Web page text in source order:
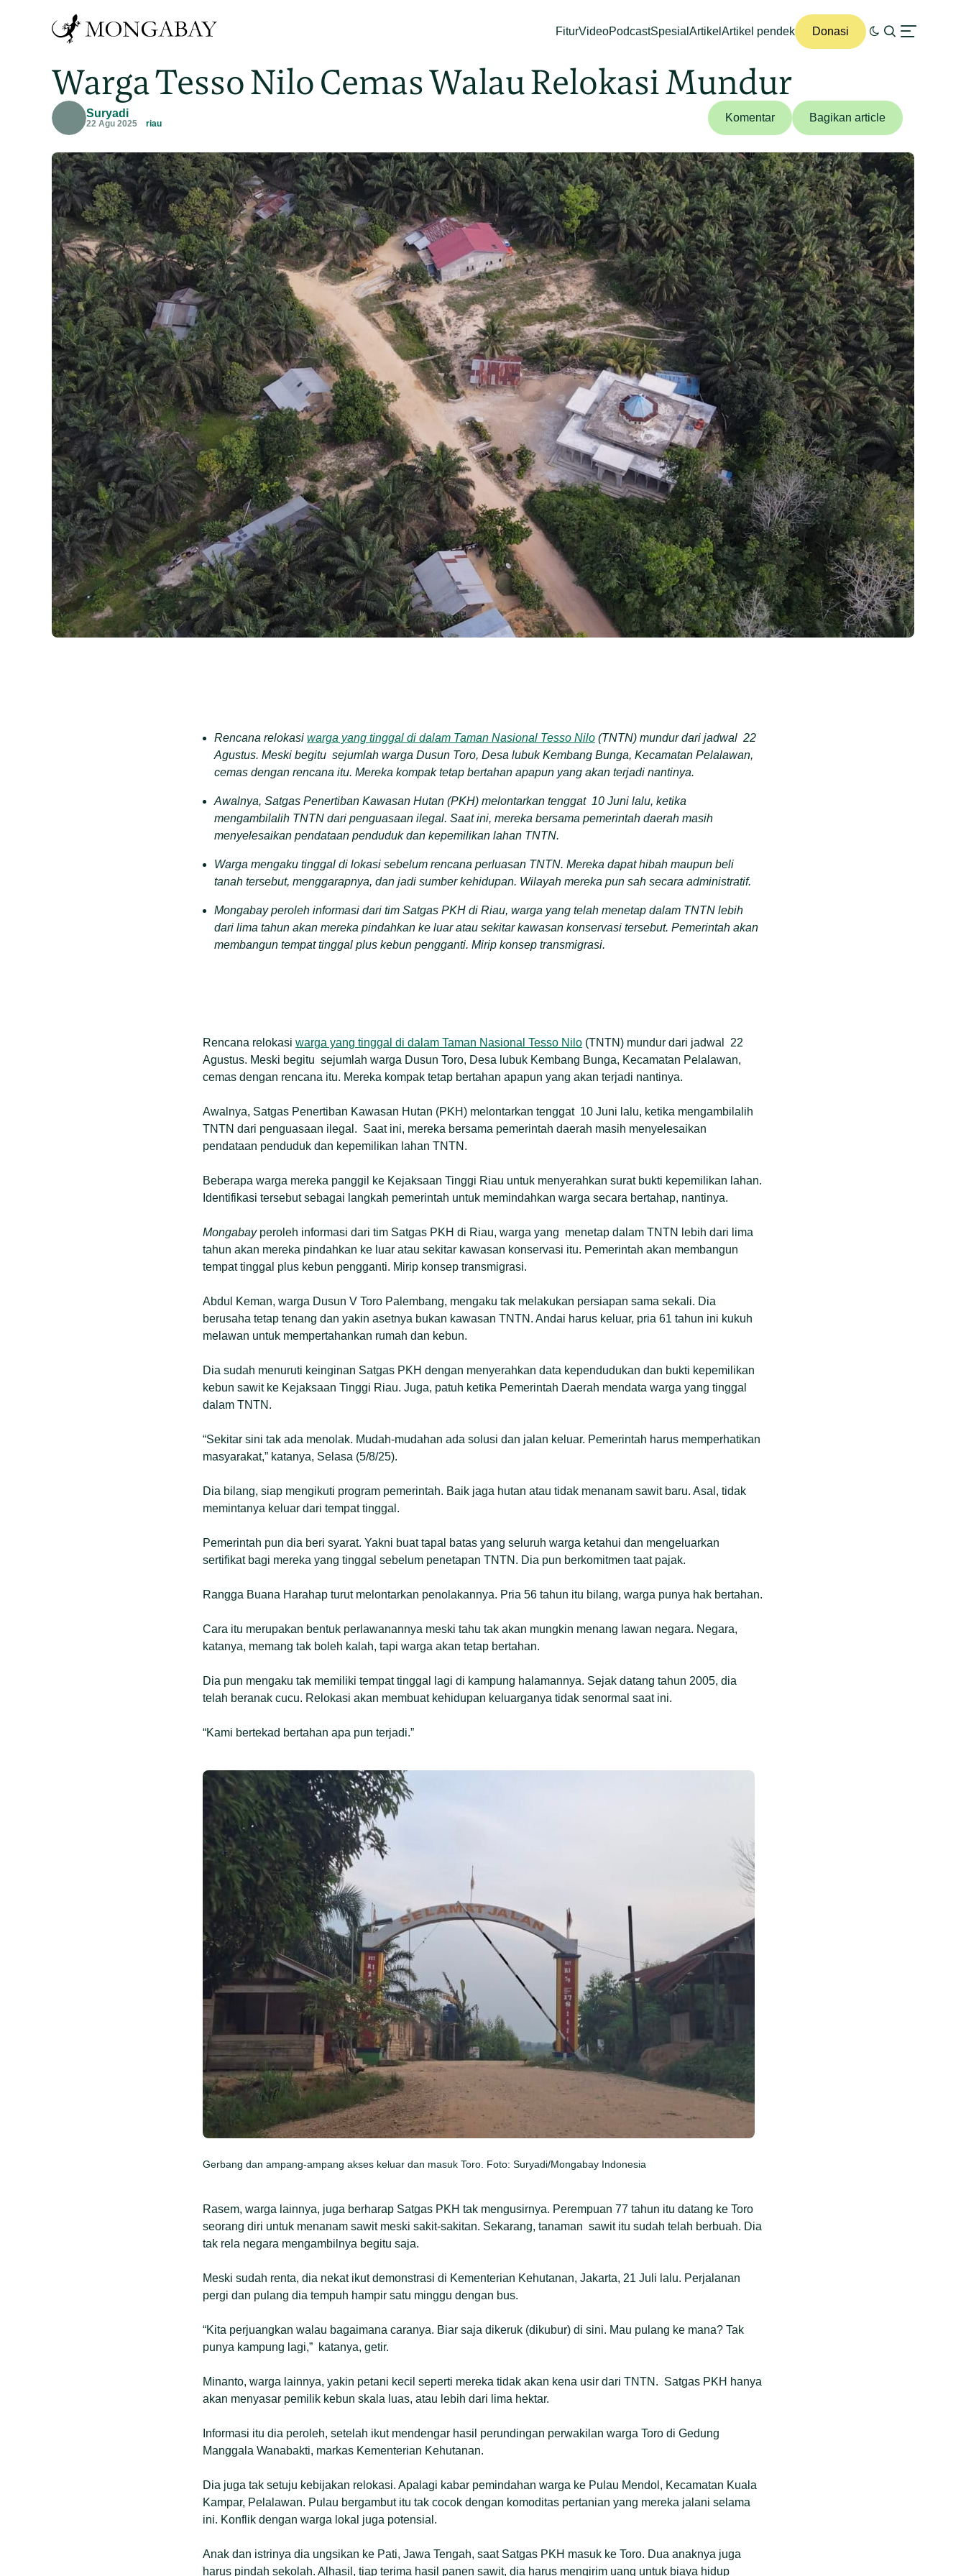
FiturVideoPodcastSpesial Artikel Artikel pendek Donasi
Warga Tesso Nilo Cemas Walau Relokasi Mundur
Suryadi
22 Agu 2025 riau Komentar Bagikan article
Rencana relokasi warga yang tinggal di dalam Taman Nasional Tesso Nilo (TNTN) mundur dari jadwal 22
Agustus. Meski begitu sejumlah warga Dusun Toro, Desa lubuk Kembang Bunga, Kecamatan Pelalawan,
cemas dengan rencana itu. Mereka kompak tetap bertahan apapun yang akan terjadi nantinya.
Awalnya, Satgas Penertiban Kawasan Hutan (PKH) melontarkan tenggat 10 Juni lalu, ketika
mengambilalih TNTN dari penguasaan ilegal. Saat ini, mereka bersama pemerintah daerah masih
menyelesaikan pendataan penduduk dan kepemilikan lahan TNTN.
Warga mengaku tinggal di lokasi sebelum rencana perluasan TNTN. Mereka dapat hibah maupun beli
tanah tersebut, menggarapnya, dan jadi sumber kehidupan. Wilayah mereka pun sah secara administratif.
Mongabay peroleh informasi dari tim Satgas PKH di Riau, warga yang telah menetap dalam TNTN lebih
dari lima tahun akan mereka pindahkan ke luar atau sekitar kawasan konservasi tersebut. Pemerintah akan
membangun tempat tinggal plus kebun pengganti. Mirip konsep transmigrasi.
Rencana relokasi warga yang tinggal di dalam Taman Nasional Tesso Nilo (TNTN) mundur dari jadwal 22
Agustus. Meski begitu sejumlah warga Dusun Toro, Desa lubuk Kembang Bunga, Kecamatan Pelalawan,
cemas dengan rencana itu. Mereka kompak tetap bertahan apapun yang akan terjadi nantinya.
Awalnya, Satgas Penertiban Kawasan Hutan (PKH) melontarkan tenggat 10 Juni lalu, ketika mengambilalih
TNTN dari penguasaan ilegal. Saat ini, mereka bersama pemerintah daerah masih menyelesaikan
pendataan penduduk dan kepemilikan lahan TNTN.
Beberapa warga mereka panggil ke Kejaksaan Tinggi Riau untuk menyerahkan surat bukti kepemilikan lahan.
Identifikasi tersebut sebagai langkah pemerintah untuk memindahkan warga secara bertahap, nantinya.
Mongabayperoleh informasi dari tim Satgas PKH di Riau, warga yang menetap dalam TNTN lebih dari lima
tahun akan mereka pindahkan ke luar atau sekitar kawasan konservasi itu. Pemerintah akan membangun
tempat tinggal plus kebun pengganti. Mirip konsep transmigrasi.
Abdul Keman, warga Dusun V Toro Palembang, mengaku tak melakukan persiapan sama sekali. Dia
berusaha tetap tenang dan yakin asetnya bukan kawasan TNTN. Andai harus keluar, pria 61 tahun ini kukuh
melawan untuk mempertahankan rumah dan kebun.
Dia sudah menuruti keinginan Satgas PKH dengan menyerahkan data kependudukan dan bukti kepemilikan
kebun sawit ke Kejaksaan Tinggi Riau. Juga, patuh ketika Pemerintah Daerah mendata warga yang tinggal
dalam TNTN.
“Sekitar sini tak ada menolak. Mudah-mudahan ada solusi dan jalan keluar. Pemerintah harus memperhatikan
masyarakat,” katanya, Selasa (5/8/25).
Dia bilang, siap mengikuti program pemerintah. Baik jaga hutan atau tidak menanam sawit baru. Asal, tidak
memintanya keluar dari tempat tinggal.
Pemerintah pun dia beri syarat. Yakni buat tapal batas yang seluruh warga ketahui dan mengeluarkan
sertifikat bagi mereka yang tinggal sebelum penetapan TNTN. Dia pun berkomitmen taat pajak.
Rangga Buana Harahap turut melontarkan penolakannya. Pria 56 tahun itu bilang, warga punya hak bertahan.
Cara itu merupakan bentuk perlawanannya meski tahu tak akan mungkin menang lawan negara. Negara,
katanya, memang tak boleh kalah, tapi warga akan tetap bertahan.
Dia pun mengaku tak memiliki tempat tinggal lagi di kampung halamannya. Sejak datang tahun 2005, dia
telah beranak cucu. Relokasi akan membuat kehidupan keluarganya tidak senormal saat ini.
“Kami bertekad bertahan apa pun terjadi.”
Gerbang dan ampang-ampang akses keluar dan masuk Toro. Foto: Suryadi/Mongabay Indonesia
Rasem, warga lainnya, juga berharap Satgas PKH tak mengusirnya. Perempuan 77 tahun itu datang ke Toro
seorang diri untuk menanam sawit meski sakit-sakitan. Sekarang, tanaman sawit itu sudah telah berbuah. Dia
tak rela negara mengambilnya begitu saja.
Meski sudah renta, dia nekat ikut demonstrasi di Kementerian Kehutanan, Jakarta, 21 Juli lalu. Perjalanan
pergi dan pulang dia tempuh hampir satu minggu dengan bus.
“Kita perjuangkan walau bagaimana caranya. Biar saja dikeruk (dikubur) di sini. Mau pulang ke mana? Tak
punya kampung lagi,” katanya, getir.
Minanto, warga lainnya, yakin petani kecil seperti mereka tidak akan kena usir dari TNTN. Satgas PKH hanya
akan menyasar pemilik kebun skala luas, atau lebih dari lima hektar.
Informasi itu dia peroleh, setelah ikut mendengar hasil perundingan perwakilan warga Toro di Gedung
Manggala Wanabakti, markas Kementerian Kehutanan.
Dia juga tak setuju kebijakan relokasi. Apalagi kabar pemindahan warga ke Pulau Mendol, Kecamatan Kuala
Kampar, Pelalawan. Pulau bergambut itu tak cocok dengan komoditas pertanian yang mereka jalani selama
ini. Konflik dengan warga lokal juga potensial.
Anak dan istrinya dia ungsikan ke Pati, Jawa Tengah, saat Satgas PKH masuk ke Toro. Dua anaknya juga
harus pindah sekolah. Alhasil, tiap terima hasil panen sawit, dia harus mengirim uang untuk biaya hidup